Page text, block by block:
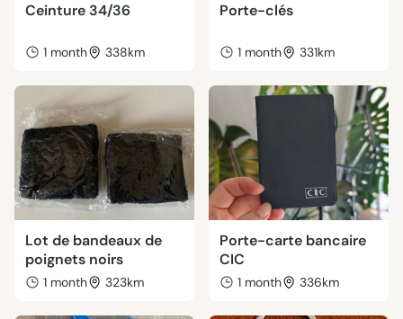
Ceinture 34/36
1 month 338km
Porte-clés
1 month 331km
Lot de bandeaux de
poignets noirs
1 month 323km
Porte-carte bancaire
CIC
1 month 336km